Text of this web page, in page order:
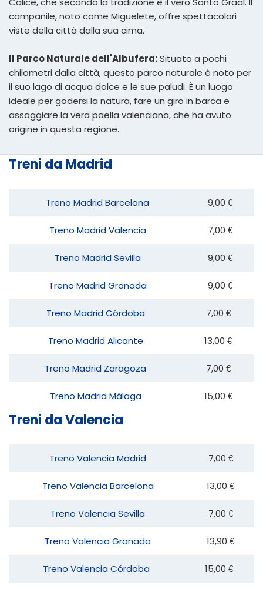
campanile, noto come Miguelete, offre spettacolari
viste della città dalla sua cima.
Il Parco Naturale dell'Albufera:Situato a pochi
chilometri dalla città, questo parco naturale è noto per
il suo lago di acqua dolce e le sue paludi. È un luogo
ideale per godersi la natura, fare un giro in barca e
assaggiare la vera paella valenciana, che ha avuto
origine in questa regione.
Treni da Madrid
Treno Madrid Barcelona 9,00 €
Treno Madrid Valencia 7,00 €
Treno Madrid Sevilla 9,00 €
Treno Madrid Granada 9,00 €
Treno Madrid Córdoba 7,00 €
Treno Madrid Alicante 13,00 €
Treno Madrid Zaragoza 7,00 €
Treno Madrid Málaga 15,00 €
Treni da Valencia
Treno Valencia Madrid 7,00 €
Treno Valencia Barcelona 13,00 €
Treno Valencia Sevilla 7,00 €
Treno Valencia Granada 13,90 €
Treno Valencia Córdoba 15,00 €